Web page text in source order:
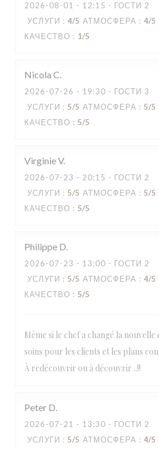
2026-08-01 - 12:15 - ГОСТИ 2
УСЛУГИ : 4/5 АТМОСФЕРА : 4/5
КАЧЕСТВО : 1/5
Nicola C
2026-07-26 - 19:30 - ГОСТИ 3
УСЛУГИ : 5/5 АТМОСФЕРА : 5/5
КАЧЕСТВО : 5/5
VirginieV
2026-07-23 - 20:15 - ГОСТИ 2
УСЛУГИ : 5/5 АТМОСФЕРА : 5/5
КАЧЕСТВО : 5/5
Philippe D
2026-07-23 - 13:00 - ГОСТИ 2
УСЛУГИ : 5/5 АТМОСФЕРА : 4/5
КАЧЕСТВО : 5/5
Même si le chef a changé la
soins pour les clients et les plans
À redécouvrir ou à découvrir ..!!
Peter D
2026-07-21 - 13:30 - ГОСТИ 2
УСЛУГИ : 5/5 АТМОСФЕРА : 4/5